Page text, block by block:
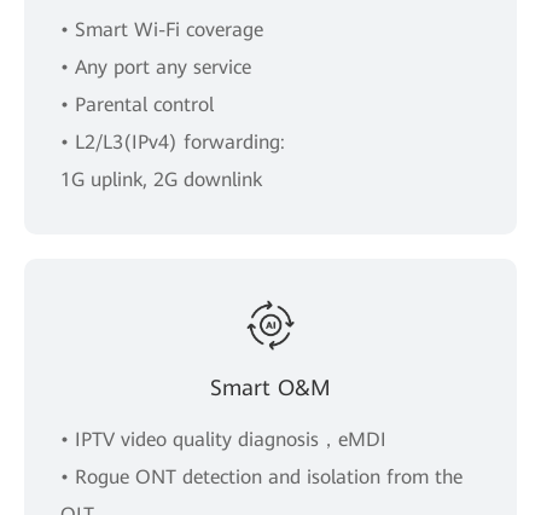
• Smart Wi-Fi coverage
• Any port any service
• Parental control
• L2/L3(IPv4) forwarding:
1G uplink, 2G downlink
Smart O&M
• IPTV video quality diagnosis，eMDI
• Rogue ONT detection and isolation from the